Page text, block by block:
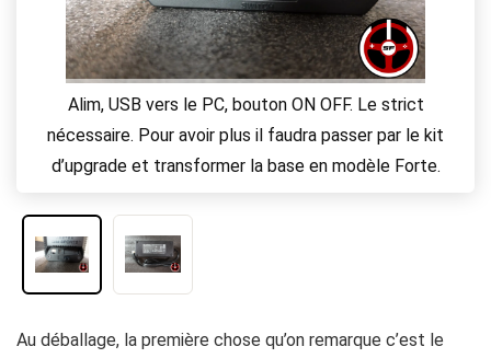
Alim, USB vers le PC, bouton ON OFF. Le strict
nécessaire. Pour avoir plus il faudra passer par le kit
d’upgrade et transformer la base en modèle Forte.
Au déballage, la première chose qu’on remarque c’est le